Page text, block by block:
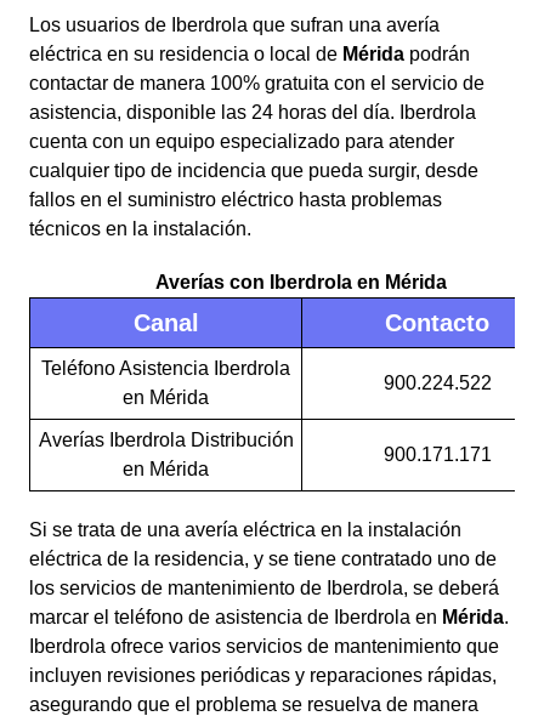
Los usuarios de Iberdrola que sufran una avería
eléctrica en su residencia o local de Mérida podrán
contactar de manera 100% gratuita con el servicio de
asistencia, disponible las 24 horas del día. Iberdrola
cuenta con un equipo especializado para atender
cualquier tipo de incidencia que pueda surgir, desde
fallos en el suministro eléctrico hasta problemas
técnicos en la instalación.
Averías con Iberdrola en Mérida
Canal Contacto
Teléfono Asistencia Iberdrola
en Mérida
900.224.522
Averías Iberdrola Distribución
en Mérida
900.171.171
Si se trata de una avería eléctrica en la instalación
eléctrica de la residencia, y se tiene contratado uno de
los servicios de mantenimiento de Iberdrola, se deberá
marcar el teléfono de asistencia de Iberdrola en Mérida.
Iberdrola ofrece varios servicios de mantenimiento que
incluyen revisiones periódicas y reparaciones rápidas,
asegurando que el problema se resuelva de manera